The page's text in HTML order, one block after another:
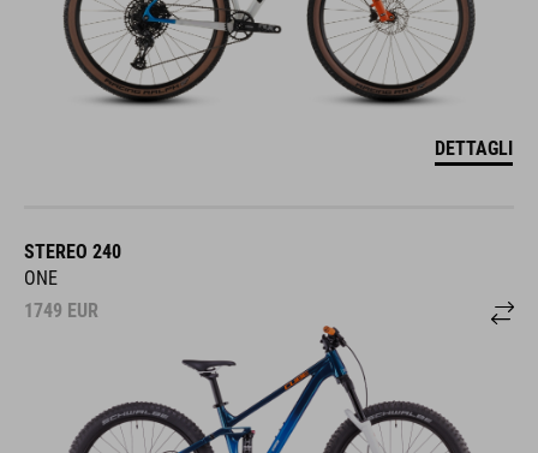
DETTAGLI
STEREO 240
ONE
1749 EUR